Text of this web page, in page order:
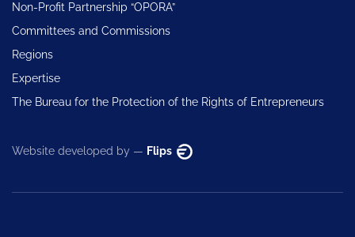
Non-Profit Partnership “OPORA”
Committees and Commissions
Regions
Expertise
The Bureau for the Protection of the Rights of Entrepreneurs
Website developed by — Flips